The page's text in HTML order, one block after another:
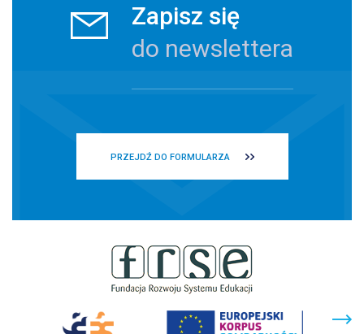
Zapisz się
do newslettera
PRZEJDŹ DO FORMULARZA